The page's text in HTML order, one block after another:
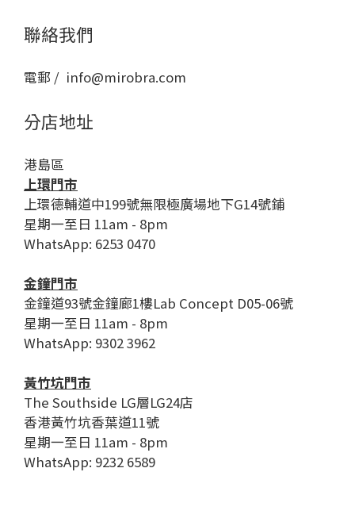
聯絡我們
電郵 / info@mirobra.com
分店地址
港島區
上環門市
上環德輔道中199號無限極廣場地下G14號鋪
星期一至日 11am - 8pm
WhatsApp: 6253 0470
金鐘門市
金鐘道93號金鐘廊1樓Lab Concept D05-06號
星期一至日 11am - 8pm
WhatsApp: 9302 3962
黃竹坑門市
The Southside LG層LG24店
香港黃竹坑香葉道11號
星期一至日 11am - 8pm
WhatsApp: 9232 6589